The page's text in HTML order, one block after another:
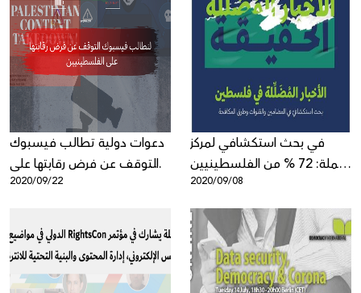
دعوات دولية تطالب فيسبوك
التوقف عن فرض رقابتها على
2020/09/22
في بحث استكشافي لمركز
حملة: 72 % من الفلسطينيين
2020/09/08